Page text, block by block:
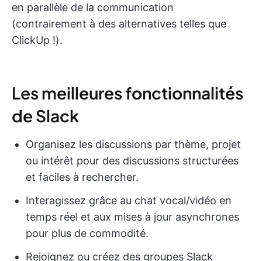
en parallèle de la communication
(contrairement à des alternatives telles que
ClickUp !).
Les meilleures fonctionnalités
de Slack
Organisez les discussions par thème, projet
ou intérêt pour des discussions structurées
et faciles à rechercher.
Interagissez grâce au chat vocal/vidéo en
temps réel et aux mises à jour asynchrones
pour plus de commodité.
Rejoignez ou créez des groupes Slack